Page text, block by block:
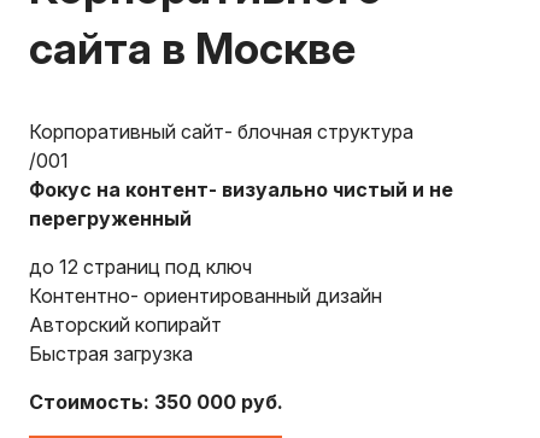
сайта в Москве
Корпоративный сайт- блочная структура
/001
Фокус на контент- визуально чистый и не
перегруженный
до 12 страниц под ключ
Контентно- ориентированный дизайн
Авторский копирайт
Быстрая загрузка
Стоимость: 350 000 руб.